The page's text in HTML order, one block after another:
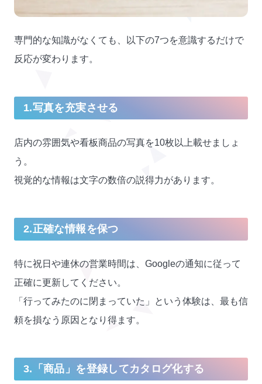
専門的な知識がなくても、以下の7つを意識するだけで
反応が変わります。
1.写真を充実させる
店内の雰囲気や看板商品の写真を10枚以上載せましょ
う。
視覚的な情報は文字の数倍の説得力があります。
2.正確な情報を保つ
特に祝日や連休の営業時間は、Googleの通知に従って
正確に更新してください。
「行ってみたのに閉まっていた」という体験は、最も信
頼を損なう原因となり得ます。
3.「商品」を登録してカタログ化する